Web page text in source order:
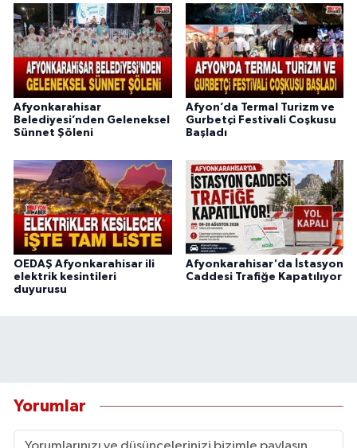
Afyonkarahisar
Belediyesi’nden Geleneksel
Sünnet Şöleni
Afyon’da Termal Turizm ve
Gurbetçi Festivali Coşkusu
Başladı
OEDAŞ Afyonkarahisar ili
elektrik kesintileri
duyurusu
Afyonkarahisar'da İstasyon
Caddesi Trafiğe Kapatılıyor
Yorumlar